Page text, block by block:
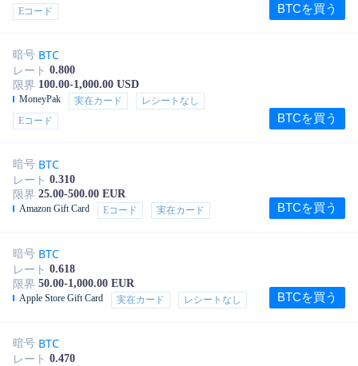
Eコード BTCを買う
暗号 BTC
レート 0.800
限界 100.00-1,000.00 USD
MoneyPak 実在カード
レシートなし
Eコード
BTCを買う
暗号 BTC
レート 0.310
限界 25.00-500.00 EUR
Amazon Gift Card Eコード 実在カード BTCを買う
暗号 BTC
レート 0.618
限界 50.00-1,000.00 EUR
Apple Store Gift Card 実在カード レシートなし BTCを買う
暗号 BTC
レート 0.470